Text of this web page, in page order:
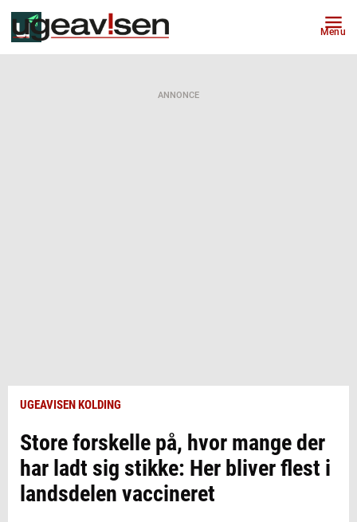
Menu
ANNONCE
UGEAVISEN KOLDING
Store forskelle på, hvor mange der
har ladt sig stikke: Her bliver flest i
landsdelen vaccineret